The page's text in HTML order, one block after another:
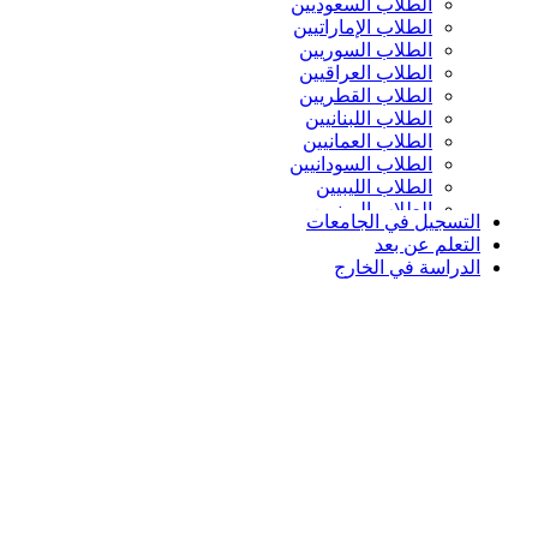
الطلاب السعوديين
الطلاب الإماراتيين
الطلاب السوريين
الطلاب العراقيين
الطلاب القطريين
الطلاب اللبنانيين
الطلاب العمانيين
الطلاب السودانيين
الطلاب الليبيين
الطلاب اليمنيين
التسجيل في الجامعات
التعلم عن بعد
الدراسة في الخارج